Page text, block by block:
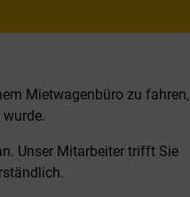
Mietwagenbüro zu fahren,
Unser Mitarbeiter trifft Sie